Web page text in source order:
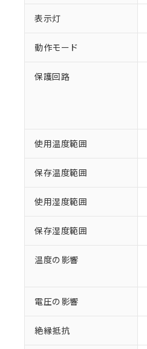
表示灯
動作モード
保護回路
使用温度範囲
保存温度範囲
使用湿度範囲
保存湿度範囲
温度の影響
電圧の影響
絶縁抵抗